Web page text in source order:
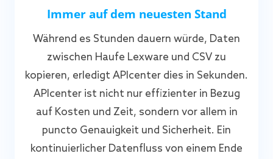
Immer auf dem neuesten Stand
Während es Stunden dauern würde, Daten
zwischen Haufe Lexware und CSV zu
kopieren, erledigt APIcenter dies in Sekunden.
APIcenter ist nicht nur effizienter in Bezug
auf Kosten und Zeit, sondern vor allem in
puncto Genauigkeit und Sicherheit. Ein
kontinuierlicher Datenfluss von einem Ende